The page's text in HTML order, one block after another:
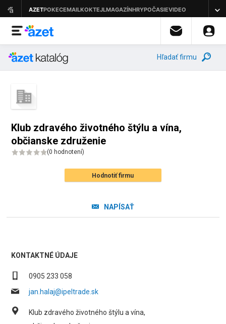
Hľadať firmu
Klub zdravého životného štýlu a vína,
občianske združenie
(0 hodnotení)
Hodnotiť firmu
NAPÍSAŤ
KONTAKTNÉ ÚDAJE
0905 233 058
jan.halaj@ipeltrade.sk
Klub zdravého životného štýlu a vína,